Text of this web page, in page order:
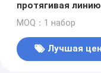
протягивая
машины
MOQ：1 набор
Лучшая